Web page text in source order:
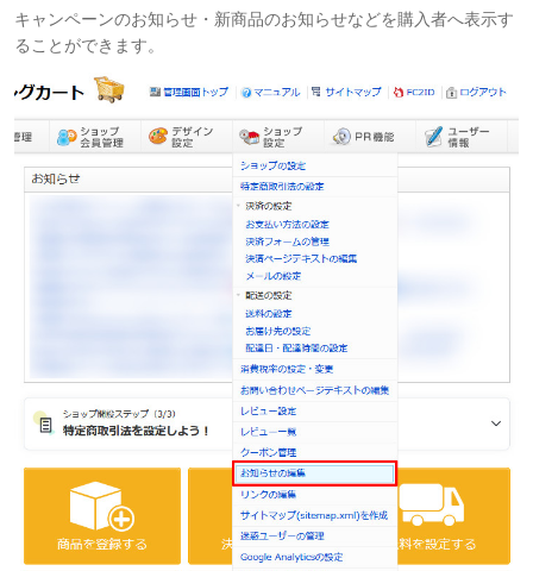
キャンペーンのお知らせ・新商品のお知らせなどを購入者へ表示す
ることができます。